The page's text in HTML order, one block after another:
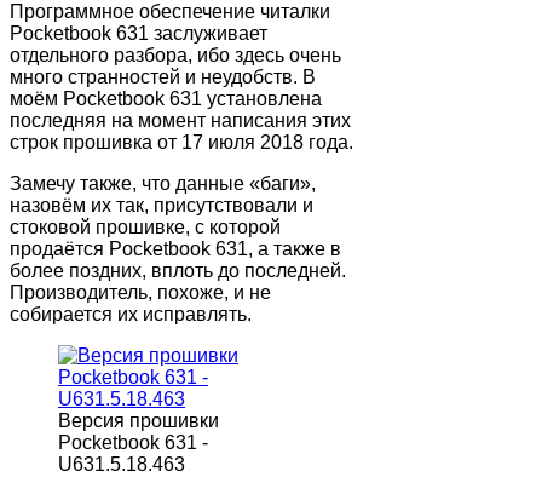
Программное обеспечение читалки
Pocketbook 631 заслуживает
отдельного разбора, ибо здесь очень
много странностей и неудобств. В
моём Pocketbook 631 установлена
последняя на момент написания этих
строк прошивка от 17 июля 2018 года.
Замечу также, что данные «баги»,
назовём их так, присутствовали и
стоковой прошивке, с которой
продаётся Pocketbook 631, а также в
более поздних, вплоть до последней.
Производитель, похоже, и не
собирается их исправлять.
Версия прошивки
Pocketbook 631 -
U631.5.18.463